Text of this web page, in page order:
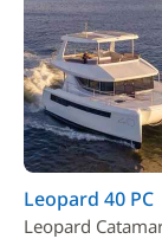
Leopard 40 PC
Leopard